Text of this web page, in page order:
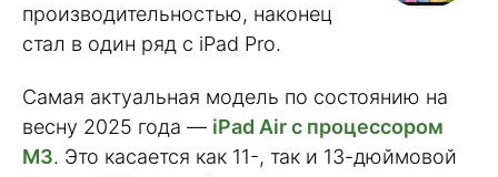
производительностью, наконец
стал в один ряд с iPad Pro.
Самая актуальная модель по состоянию на
весну 2025 года — iPad Air с процессором
M3. Это касается как 11-, так и 13-дюймовой